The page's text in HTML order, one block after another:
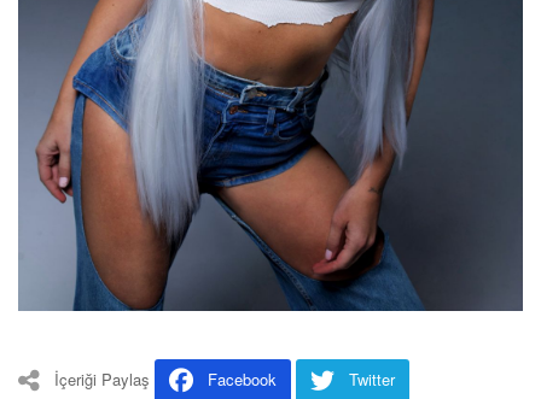
İçeriği Paylaş Facebook
Twitter